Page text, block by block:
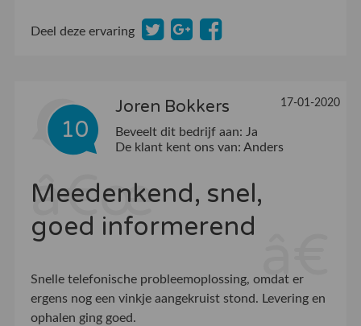
Deel deze ervaring
10
Joren Bokkers 17-01-2020
Beveelt dit bedrijf aan: Ja
De klant kent ons van: Anders
Meedenkend, snel,
goed informerend
Snelle telefonische probleemoplossing, omdat er
ergens nog een vinkje aangekruist stond. Levering en
ophalen ging goed.